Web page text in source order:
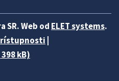
Web od ELET systems.
kB)